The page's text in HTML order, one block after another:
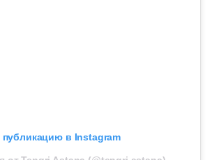
публикацию в Instagram